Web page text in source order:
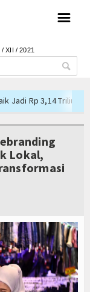
☰
XII / 2021
Jadi Rp 3,14 Triliun,
Bobotoh, Nobar
2026 Perkuat
di Cakung, Urban
APBD
Hasil Paripurna
Jadi Rp 3,14 Triliun,
Sutisna Ajak
Lokal,